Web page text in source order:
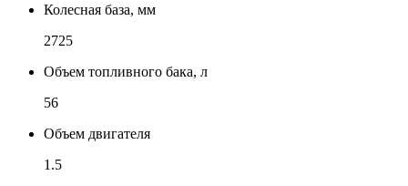
Колесная база, мм
2725
Объем топливного бака, л
56
Объем двигателя
1.5